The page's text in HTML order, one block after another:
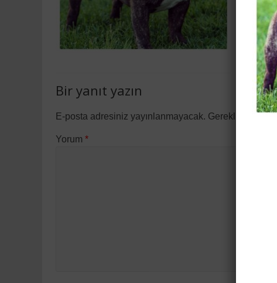
Bir yanıt yazın
E-posta adresiniz yayınlanmayacak. Gerekli alanlar
Yorum *